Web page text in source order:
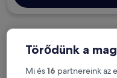
Díjmentes
a terveid
Törődünk a
Mi és16 partnereink az